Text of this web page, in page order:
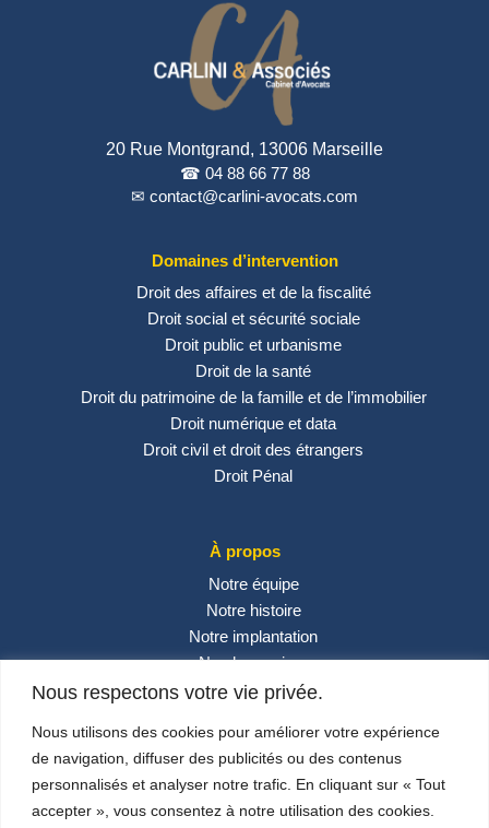
Nous respectons votre vie privée.
Nous utilisons des cookies pour améliorer votre expérience
de navigation, diffuser des publicités ou des contenus
personnalisés et analyser notre trafic. En cliquant sur « Tout
accepter », vous consentez à notre utilisation des cookies.
20 Rue Montgrand, 13006 Marseille
☎ 04 88 66 77 88
✉ contact@carlini-avocats.com
Domaines d’intervention
Droit des affaires et de la fiscalité
Droit social et sécurité sociale
Droit public et urbanisme
Droit de la santé
Droit du patrimoine de la famille et de l’immobilier
Droit numérique et data
Droit civil et droit des étrangers
Droit Pénal
À propos
Notre équipe
Notre histoire
Notre implantation
Nos honoraires
Contactez-nous
Réseaux sociaux